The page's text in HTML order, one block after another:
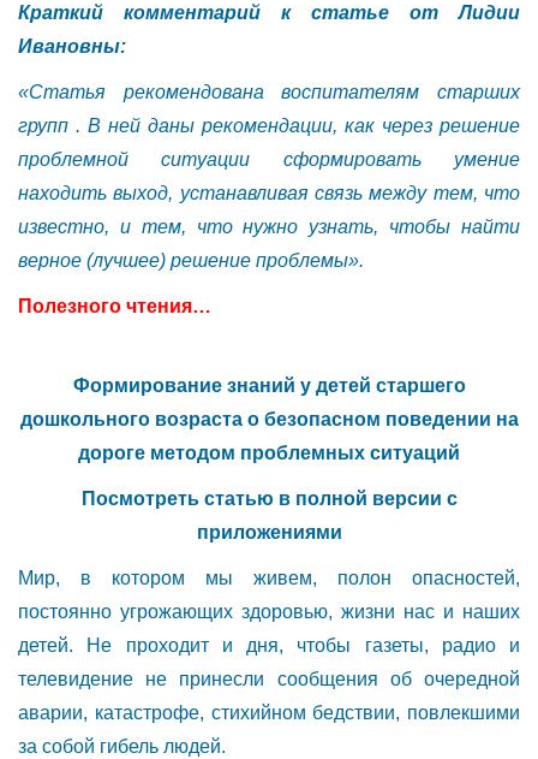
Краткий комментарий к статье от Лидии
Ивановны:
«Статья рекомендована воспитателям старших
групп . В ней даны рекомендации, как через решение
проблемной ситуации сформировать умение
находить выход, устанавливая связь между тем, что
известно, и тем, что нужно узнать, чтобы найти
верное (лучшее) решение проблемы».
Полезного чтения…
Формирование знаний у детей старшего
дошкольного возраста о безопасном поведении на
дороге методом проблемных ситуаций
Посмотреть статью в полной версии с
приложениями
Мир, в котором мы живем, полон опасностей,
постоянно угрожающих здоровью, жизни нас и наших
детей. Не проходит и дня, чтобы газеты, радио и
телевидение не принесли сообщения об очередной
аварии, катастрофе, стихийном бедствии, повлекшими
за собой гибель людей.